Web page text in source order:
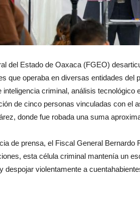
del Estado de Oaxaca (FGEO)
que operaba en diversas entidades del
inteligencia criminal, análisis tecnológico
de cinco personas vinculadas con el
donde fue robada una suma
de prensa, el Fiscal General Bernardo
esta célula criminal mantenía un
despojar violentamente a